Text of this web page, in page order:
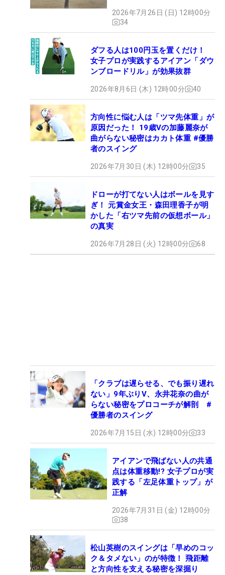
2026年7月26日 (日) 12時00分
34
ダフる人は100円玉を置くだけ！
女子プロが実践するアイアン「ダウ
ンブロードリル」が効果抜群
2026年8月6日 (木) 12時00分 40
方向性に悩む人は「ツマ先体重」が
原因だった！ 19歳Vの加藤麗奈が
曲がらない秘密はカカト体重 #優勝
者のスイング
2026年7月30日 (木) 12時00分 35
ドローが打てない人はボールを見す
ぎ！ 元賞金女王・森田理香子が明
かした「右ツマ先前の仮想ボール」
の真実
2026年7月28日 (火) 12時00分 68
「クラブは遅らせる、でも振り遅れ
ない」9年ぶりV、永井花奈の曲が
らない秘密をプロコーチが解剖 #
優勝者のスイング
2026年7月15日 (水) 12時00分 33
アイアンで飛ばない人の共通
点は体重移動!? 女子プロが実
践する「左足体重トップ」が
正解
2026年7月31日 (金) 12時00分
38
松山英樹のスイングは「早めのコッ
ク＆タメない」のが特徴！ 飛距離
と方向性を支える秘密を深掘り